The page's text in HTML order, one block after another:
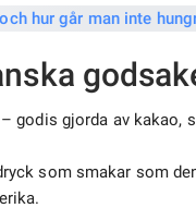
godis gjorda av kakao,
som smakar som